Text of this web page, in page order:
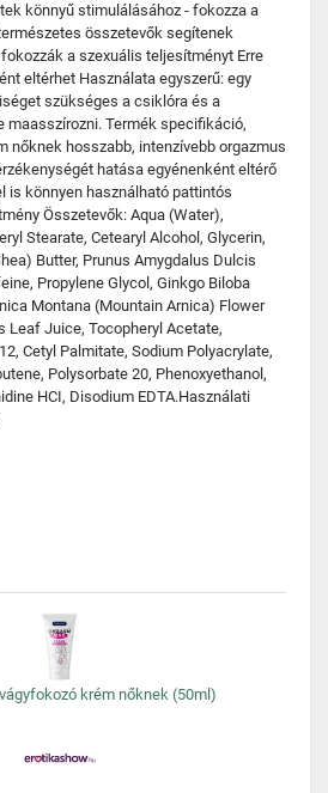
könnyű stimulálásához - fokozza a
összetevők segítenek
a szexuális teljesítményt Erre
eltérhet Használata egyszerű: egy
szükséges a csiklóra és a
maasszírozni. Termék specifikáció,
nőknek hosszabb, intenzívebb orgazmus
hatása egyénenként eltérő
is könnyen használható pattintós
Összetevők: Aqua (Water),
Stearate, Cetearyl Alcohol, Glycerin,
Butter, Prunus Amygdalus Dulcis
Propylene Glycol, Ginkgo Biloba
Montana (Mountain Arnica) Flower
Leaf Juice, Tocopheryl Acetate,
Cetyl Palmitate, Sodium Polyacrylate,
Polysorbate 20, Phenoxyethanol,
HCI, Disodium EDTA.Használati
krém nőknek (50ml)